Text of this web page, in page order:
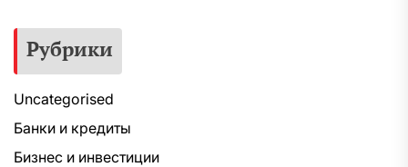
Рубрики
Uncategorised
Банки и кредиты
Бизнес и инвестиции